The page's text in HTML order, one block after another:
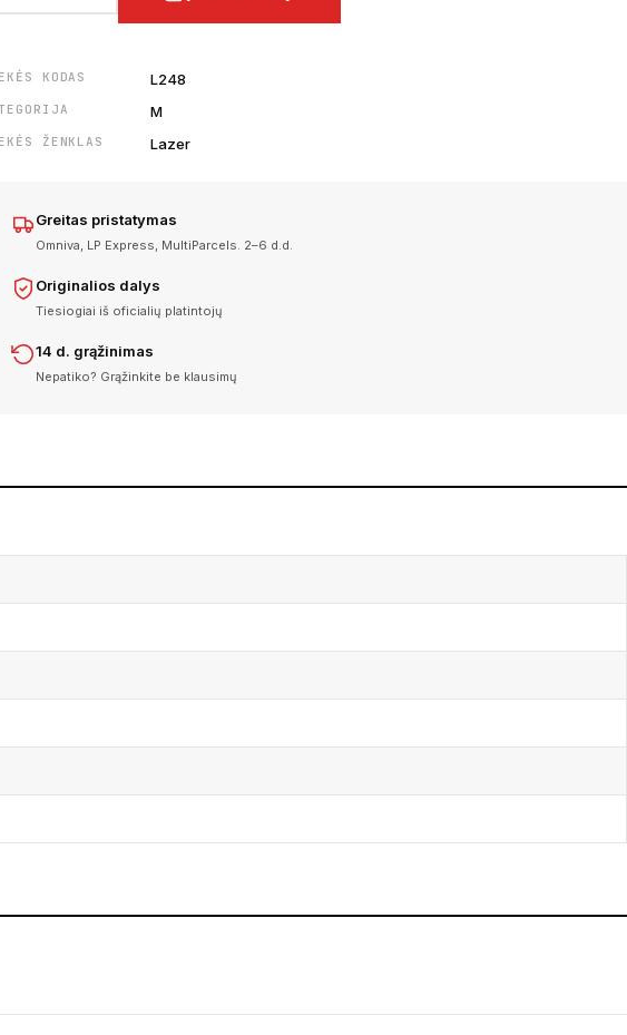
KODAS L248
M
ŽENKLAS Lazer
Greitas pristatymas
Omniva, LP Express, MultiParcels. 2–6 d.d.
Originalios dalys
Tiesiogiai iš oficialių platintojų
14 d. grąžinimas
Nepatiko? Grąžinkite be klausimų